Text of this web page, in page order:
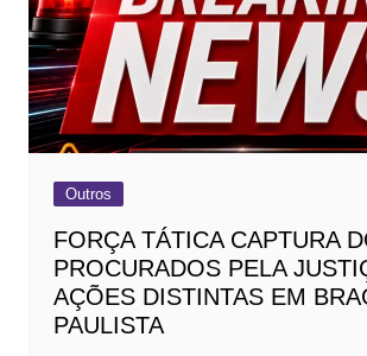
Outros
FORÇA TÁTICA CAPTURA
PROCURADOS PELA
AÇÕES DISTINTAS EM
PAULISTA